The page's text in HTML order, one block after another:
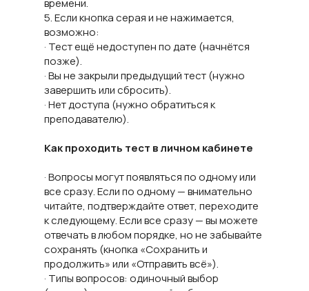
времени.
5. Если кнопка серая и не нажимается,
возможно:
· Тест ещё недоступен по дате (начнётся
позже).
· Вы не закрыли предыдущий тест (нужно
завершить или сбросить).
· Нет доступа (нужно обратиться к
преподавателю).
Как проходить тест в личном кабинете
· Вопросы могут появляться по одному или
все сразу. Если по одному — внимательно
читайте, подтверждайте ответ, переходите
к следующему. Если все сразу — вы можете
отвечать в любом порядке, но не забывайте
сохранять (кнопка «Сохранить и
продолжить» или «Отправить всё»).
· Типы вопросов: одиночный выбор